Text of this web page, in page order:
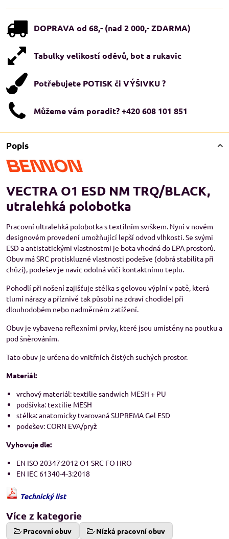
DOPRAVA od 68,- (nad 2 000,- ZDARMA)
Tabulky velikostí oděvů, bot a rukavic
Potřebujete POTISK či VÝŠIVKU ?
Můžeme vám poradit? +420 608 101 851
Popis
VECTRA O1 ESD NM TRQ/BLACK,
utralehká polobotka
Pracovní ultralehká polobotka s textilním svrškem. Nyní v novém
designovém provedení umožňující lepší odvod vlhkosti. Se svými
ESD a antistatickými vlastnostmi je bota vhodná do EPA prostorů.
Obuv má SRC protiskluzné vlastnosti podešve (dobrá stabilita při
chůzi), podešev je navíc odolná vůči kontaktnímu teplu.
Pohodlí při nošení zajišťuje stélka s gelovou výplní v patě, která
tlumí nárazy a příznivě tak působí na zdraví chodidel při
dlouhodobém nebo nadměrném zatížení.
Obuv je vybavena reflexními prvky, které jsou umístěny na poutku a
pod šněrováním.
Tato obuv je určena do vnitřních čistých suchých prostor.
Materiál:
vrchový materiál: textilie sandwich MESH + PU
podšívka: textilie MESH
stélka: anatomicky tvarovaná SUPREMA Gel ESD
podešev: CORN EVA/pryž
Vyhovuje dle:
EN ISO 20347:2012 O1 SRC FO HRO
EN IEC 61340-4-3:2018
Technický list
Více z kategorie
Pracovní obuv Nízká pracovní obuv